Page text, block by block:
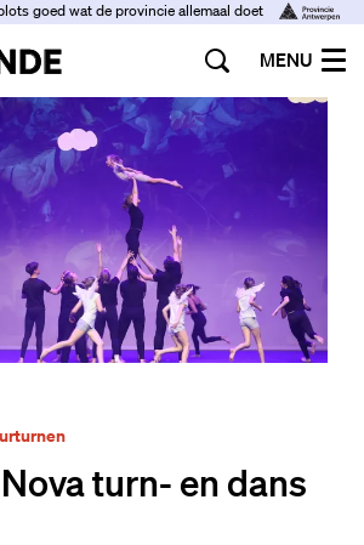
goed wat de provincie allemaal doet
MENU
turn- en dans